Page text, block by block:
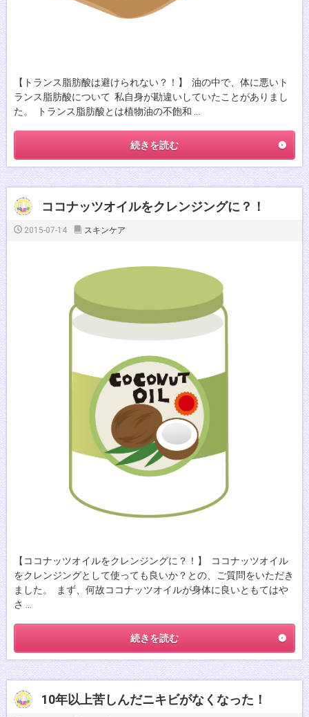
【トランス脂肪酸は避けられない？！】 油の中で、体に悪いト
ランス脂肪酸について 私自身が勘違いしていたことがありまし
た。 トランス脂肪酸とは植物油の不飽和 …
続きを読む
ココナッツオイルをクレンジングに？！
2015-07-14 スキンケア
【ココナッツオイルをクレンジングに？！】 ココナッツオイル
をクレンジングとして使っても良いか？との、ご質問をいただき
ました。 まず、何故ココナッツオイルが身体に良いともてはや
さ …
続きを読む
10年以上苦しんだニキビがなくなった！